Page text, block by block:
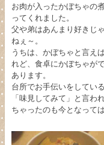
お肉が入ったかぼちゃの
ってくれました。
父や弟はあんまり好きじ
ねぇ～。
うちは、かぼちゃと言え
れど、食卓にかぼちゃが
あります。
台所でお手伝いをしている
「味見してみて」と言わ
ちゃったのも今となって